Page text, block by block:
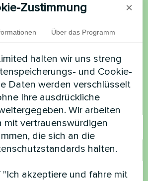
kaufen oder
Fragen?
uns und wir werden Ihnen
Zustimmung ×
Über das Programm
halten wir uns streng
und Cookie-
Daten werden verschlüsselt
Ihre ausdrückliche
Wir arbeiten
mit vertrauenswürdigen
die sich an die
halten.
"Ich akzeptiere und fahre mit